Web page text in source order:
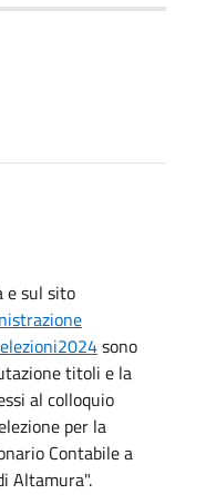
e sul sito
sono
titoli e la
al colloquio
per la
Contabile a
Altamura".